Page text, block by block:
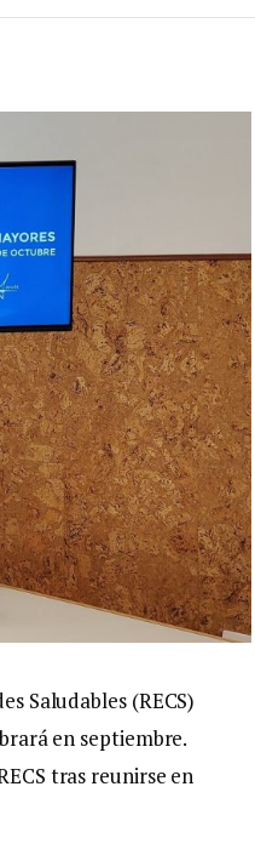
Saludables (RECS)
en septiembre.
tras reunirse en